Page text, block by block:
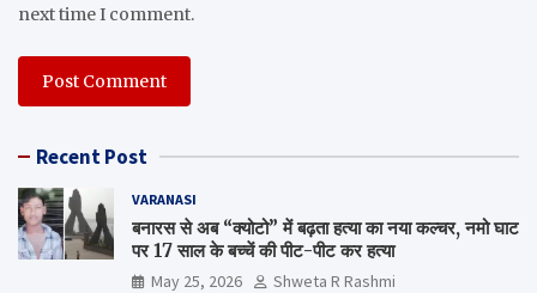
next time I comment.
Recent Post
VARANASI
बनारस से अब “क्योटो” में बढ़ता हत्या का नया कल्चर, नमो घाट
पर 17 साल के बच्चें की पीट-पीट कर हत्या
May 25, 2026 Shweta R Rashmi